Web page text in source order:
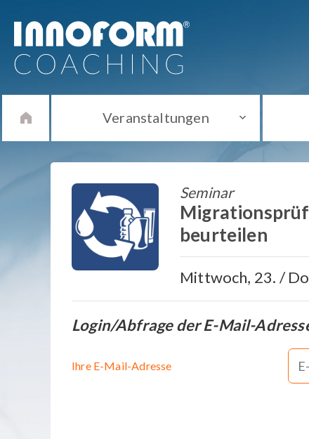
Veranstaltungen
Seminar
beurteilen
Mittwoch, 23. /
Login/Abfrage der E-Mail-
Ihre E-Mail-Adresse